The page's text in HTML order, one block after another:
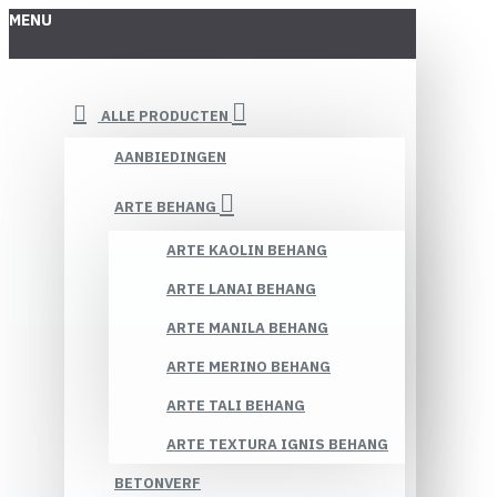
MENU
ALLE PRODUCTEN
AANBIEDINGEN
ARTE BEHANG
ARTE KAOLIN BEHANG
ARTE LANAI BEHANG
ARTE MANILA BEHANG
ARTE MERINO BEHANG
ARTE TALI BEHANG
ARTE TEXTURA IGNIS BEHANG
BETONVERF